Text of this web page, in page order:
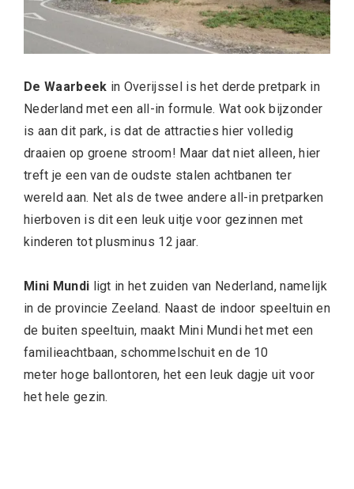
De Waarbeek in Overijssel is het derde pretpark in
Nederland met een all-in formule. Wat ook bijzonder
is aan dit park, is dat de attracties hier volledig
draaien op groene stroom! Maar dat niet alleen, hier
treft je een van de oudste stalen achtbanen ter
wereld aan. Net als de twee andere all-in pretparken
hierboven is dit een leuk uitje voor gezinnen met
kinderen tot plusminus 12 jaar.
Mini Mundi ligt in het zuiden van Nederland, namelijk
in de provincie Zeeland. Naast de indoor speeltuin en
de buiten speeltuin, maakt Mini Mundi het met een
familieachtbaan, schommelschuit en de 10
meter hoge ballontoren, het een leuk dagje uit voor
het hele gezin.